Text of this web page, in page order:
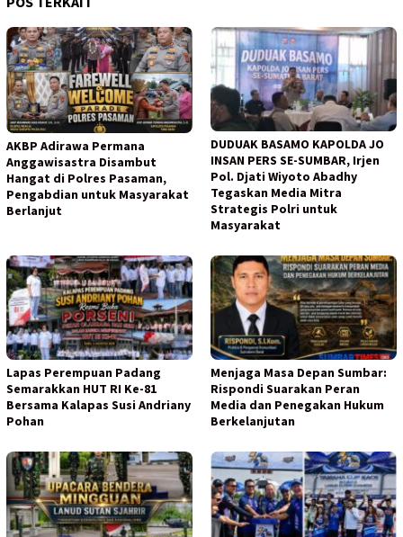
AKBP Adirawa Permana
Anggawisastra Disambut
Hangat di Polres Pasaman,
Pengabdian untuk Masyarakat
Berlanjut
DUDUAK BASAMO KAPOLDA JO
INSAN PERS SE-SUMBAR, Irjen
Pol. Djati Wiyoto Abadhy
Tegaskan Media Mitra
Strategis Polri untuk
Masyarakat
Lapas Perempuan Padang
Semarakkan HUT RI Ke-81
Bersama Kalapas Susi Andriany
Pohan
Menjaga Masa Depan Sumbar:
Rispondi Suarakan Peran
Media dan Penegakan Hukum
Berkelanjutan